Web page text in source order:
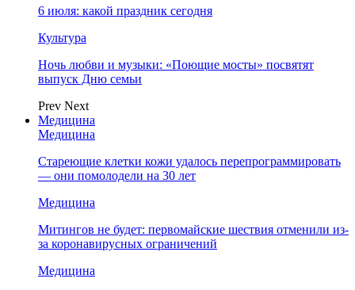
6 июля: какой праздник сегодня
Культура
Ночь любви и музыки: «Поющие мосты» посвятят
выпуск Дню семьи
Prev Next
Медицина
Медицина
Стареющие клетки кожи удалось перепрограммировать
— они помолодели на 30 лет
Медицина
Митингов не будет: первомайские шествия отменили из-
за коронавирусных ограничений
Медицина